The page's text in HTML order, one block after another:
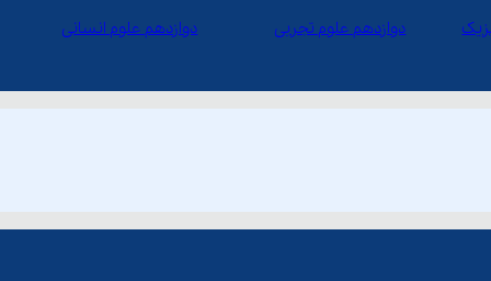
دوازدهم علوم تجربی دوازدهم علوم انسانی